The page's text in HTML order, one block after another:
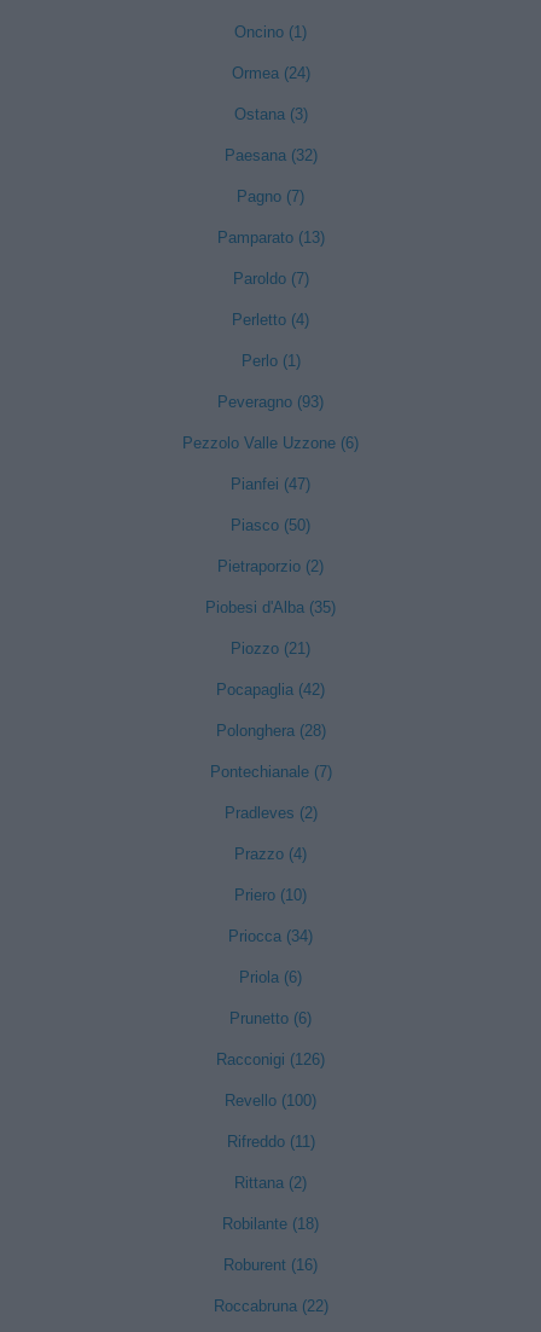
Oncino (1)
Ormea (24)
Ostana (3)
Paesana (32)
Pagno (7)
Pamparato (13)
Paroldo (7)
Perletto (4)
Perlo (1)
Peveragno (93)
Pezzolo Valle Uzzone (6)
Pianfei (47)
Piasco (50)
Pietraporzio (2)
Piobesi d'Alba (35)
Piozzo (21)
Pocapaglia (42)
Polonghera (28)
Pontechianale (7)
Pradleves (2)
Prazzo (4)
Priero (10)
Priocca (34)
Priola (6)
Prunetto (6)
Racconigi (126)
Revello (100)
Rifreddo (11)
Rittana (2)
Robilante (18)
Roburent (16)
Roccabruna (22)